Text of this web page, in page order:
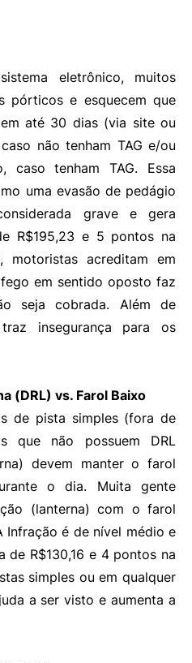
eletrônico, muitos
pórticos e esquecem que
até 30 dias (via site ou
não tenham TAG e/ou
caso tenham TAG. Essa
uma evasão de pedágio
grave e gera
R$195,23 e 5 pontos na
motoristas acreditam em
em sentido oposto faz
seja cobrada. Além de
insegurança para os
(DRL) vs. Farol Baixo
de pista simples (fora de
que não possuem DRL
devem manter o farol
o dia. Muita gente
(lanterna) com o farol
Infração é de nível médio e
de R$130,16 e 4 pontos na
simples ou em qualquer
a ser visto e aumenta a